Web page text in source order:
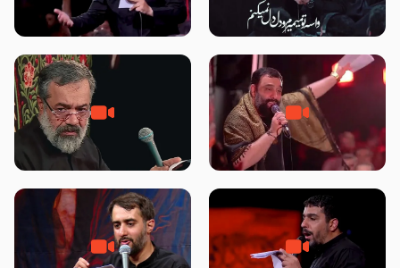
مصداق کربلا – حاج حسین سیب
سرخی
شور ، حسینا! به‌ حق زهرا «أُنْظُرْ
إِلَینا» – عزاداری شب هفتم ماه
جانا جانا ابی عبدالله – کربلایی جواد
مقدم – شب هشتم محرم 1448 –
مادر منم مثل تو خمیدم – حاج
محمود کریمی – شهادت حضرت
هیئت رایة العباس علیه السلام